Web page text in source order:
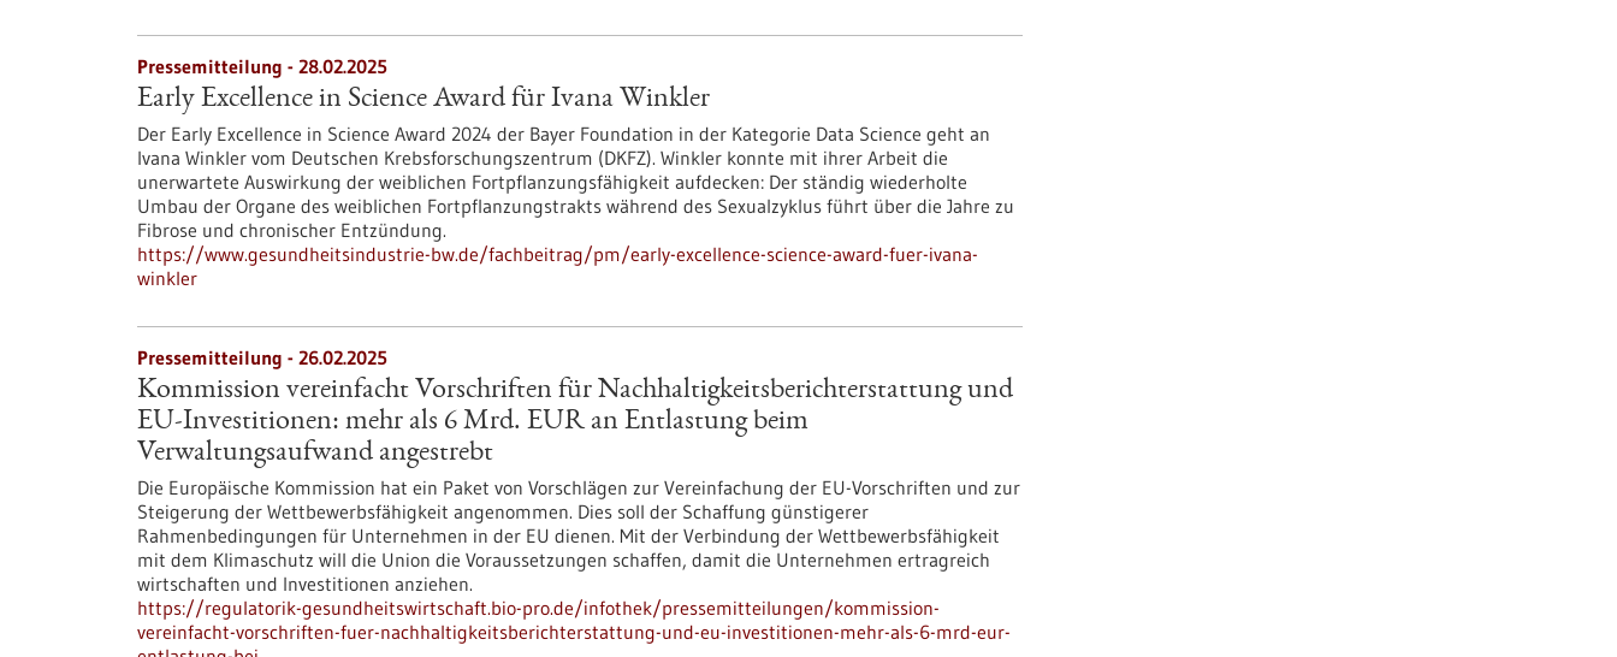
Pressemitteilung - 28.02.2025
Early Excellence in Science Award für Ivana Winkler
Der Early Excellence in Science Award 2024 der Bayer Foundation in der Kategorie Data Science geht an
Ivana Winkler vom Deutschen Krebsforschungszentrum (DKFZ). Winkler konnte mit ihrer Arbeit die
unerwartete Auswirkung der weiblichen Fortpflanzungsfähigkeit aufdecken: Der ständig wiederholte
Umbau der Organe des weiblichen Fortpflanzungstrakts während des Sexualzyklus führt über die Jahre zu
Fibrose und chronischer Entzündung.
https://www.gesundheitsindustrie-bw.de/fachbeitrag/pm/early-excellence-science-award-fuer-ivana-
winkler
Pressemitteilung - 26.02.2025
Kommission vereinfacht Vorschriften für Nachhaltigkeitsberichterstattung und
EU-Investitionen: mehr als 6 Mrd. EUR an Entlastung beim
Verwaltungsaufwand angestrebt
Die Europäische Kommission hat ein Paket von Vorschlägen zur Vereinfachung der EU-Vorschriften und zur
Steigerung der Wettbewerbsfähigkeit angenommen. Dies soll der Schaffung günstigerer
Rahmenbedingungen für Unternehmen in der EU dienen. Mit der Verbindung der Wettbewerbsfähigkeit
mit dem Klimaschutz will die Union die Voraussetzungen schaffen, damit die Unternehmen ertragreich
wirtschaften und Investitionen anziehen.
https://regulatorik-gesundheitswirtschaft.bio-pro.de/infothek/pressemitteilungen/kommission-
vereinfacht-vorschriften-fuer-nachhaltigkeitsberichterstattung-und-eu-investitionen-mehr-als-6-mrd-eur-